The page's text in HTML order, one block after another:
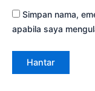
Simpan nama,
apabila saya